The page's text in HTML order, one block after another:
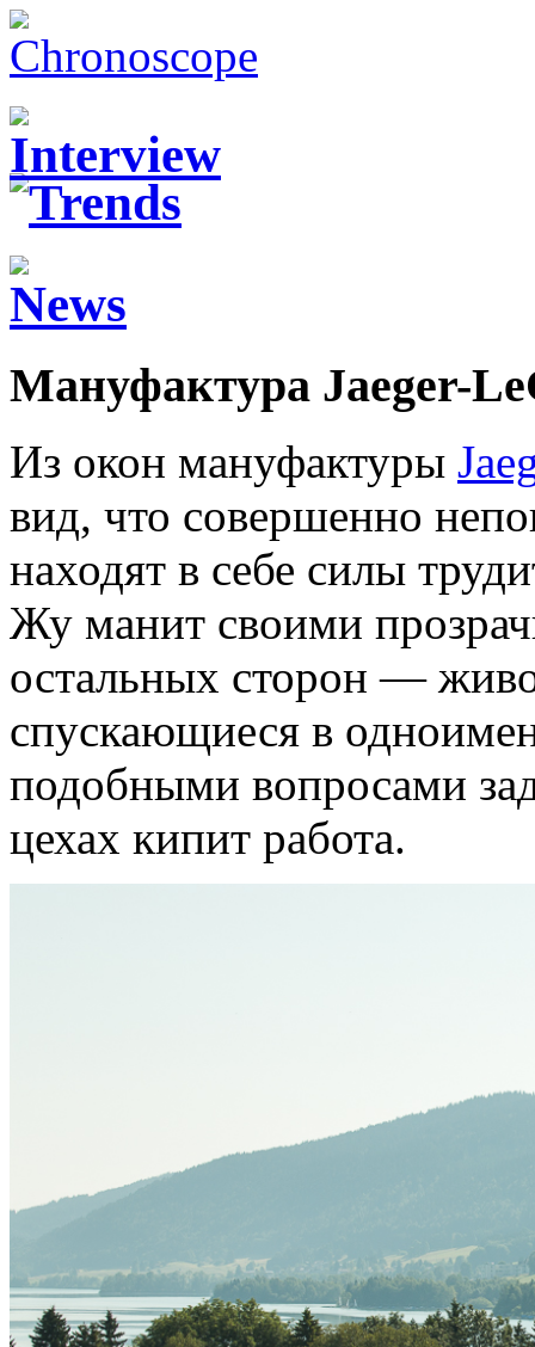
Мануфактура Jaeger-
Из окон мануфактуры
вид, что совершенно
находят в себе силы
Жу манит своими
остальных сторон —
спускающиеся в
подобными вопросами
цехах кипит работа.